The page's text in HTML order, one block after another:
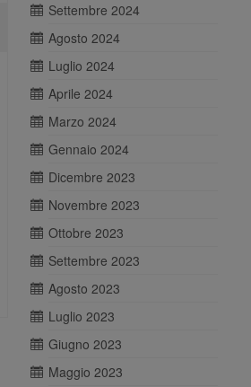
Settembre 2024
Agosto 2024
Luglio 2024
Aprile 2024
Marzo 2024
Gennaio 2024
Dicembre 2023
Novembre 2023
Ottobre 2023
Settembre 2023
Agosto 2023
Luglio 2023
Giugno 2023
Maggio 2023